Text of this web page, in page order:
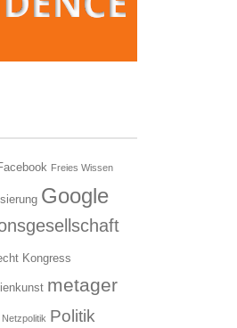
Freies Wissen
Google
Kongress
metager
Netzpolitik Politik